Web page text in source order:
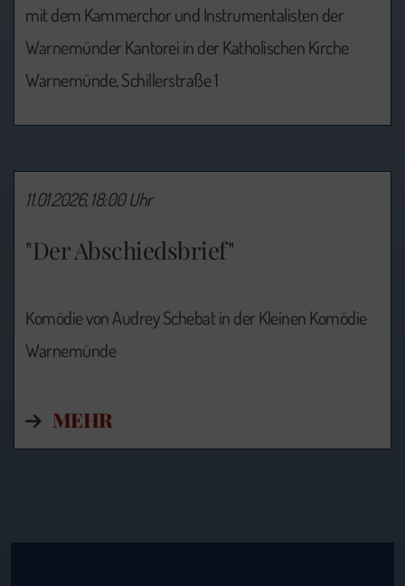
mit dem Kammerchor und Instrumentalisten der
Warnemünder Kantorei in der Katholischen Kirche
Warnemünde, Schillerstraße 1
"Der Abschiedsbrief"
11.01.2026, 18:00 Uhr
Komödie von Audrey Schebat in der Kleinen Komödie
Warnemünde
MEHR